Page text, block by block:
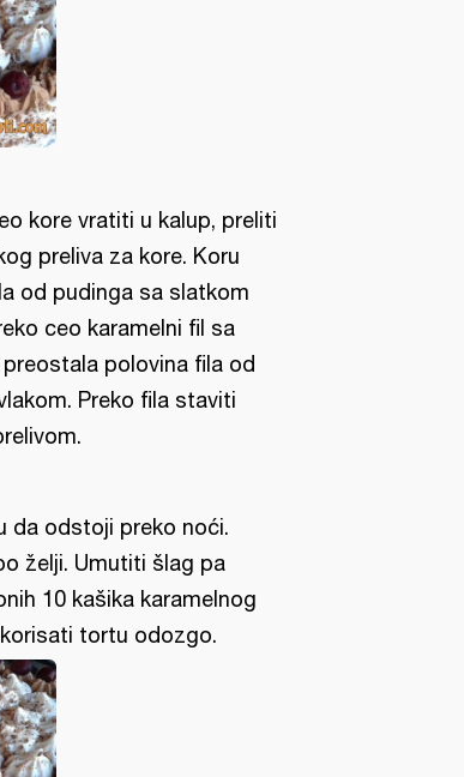
kore vratiti u kalup, preliti
preliva za kore. Koru
od pudinga sa slatkom
ceo karamelni fil sa
polovina fila od
Preko fila staviti
da odstoji preko noći.
želji. Umutiti šlag pa
10 kašika karamelnog
tortu odozgo.